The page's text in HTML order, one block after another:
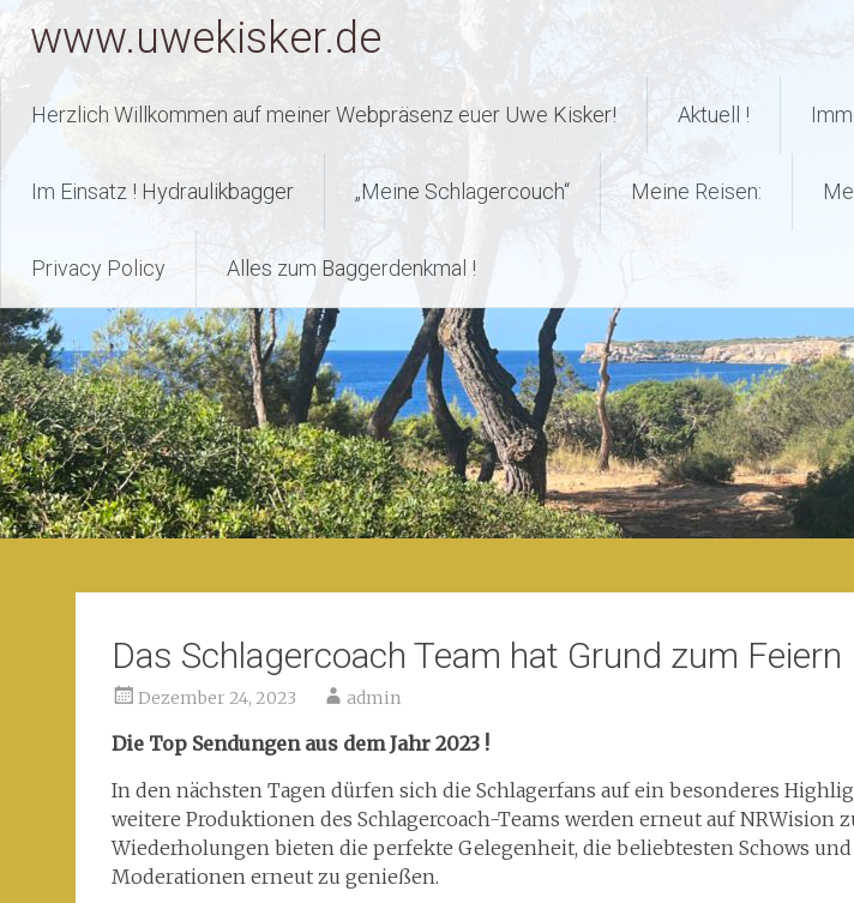
Zum
Inhalt
springen
www.uwekisker.de
Herzlich Willkommen auf meiner Webpräsenz euer Uwe Kisker! Aktuell !
Im Einsatz ! Hydraulikbagger „Meine Schlagercouch“ Meine Reisen:
Privacy Policy Alles zum Baggerdenkmal !
Das Schlagercoach Team hat Grund zum Feiern
Dezember 24, 2023 admin
Die Top Sendungen aus dem Jahr 2023 !
In den nächsten Tagen dürfen sich die Schlagerfans auf ein besonderes
weitere Produktionen des Schlagercoach-Teams werden erneut auf NRWision
Wiederholungen bieten die perfekte Gelegenheit, die beliebtesten Schows
Moderationen erneut zu genießen.